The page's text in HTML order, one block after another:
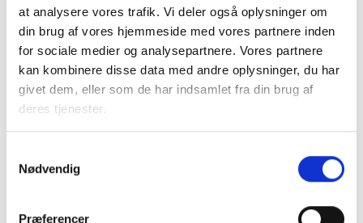
at analysere vores trafik. Vi deler også oplysninger om
din brug af vores hjemmeside med vores partnere inden
for sociale medier og analysepartnere. Vores partnere
kan kombinere disse data med andre oplysninger, du har
givet dem, eller som de har indsamlet fra din brug af
deres tjenester.
Nødvendig
Præferencer